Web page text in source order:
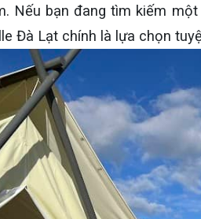
Nếu bạn đang tìm kiếm
Đà Lạt chính là lựa chọn